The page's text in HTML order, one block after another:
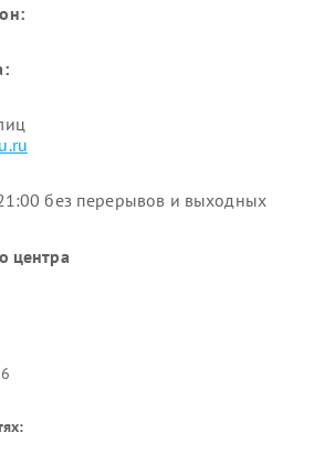
без перерывов и выходных
центра